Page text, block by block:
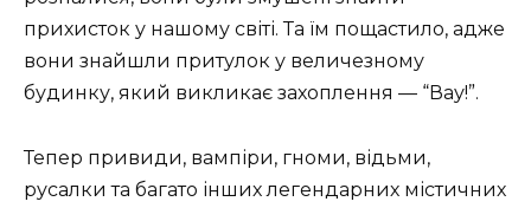
прихисток у нашому світі. Та їм пощастило, адже
вони знайшли притулок у величезному
будинку, який викликає захоплення — “Вау!”.
Тепер привиди, вампіри, гноми, відьми,
русалки та багато інших легендарних містичних